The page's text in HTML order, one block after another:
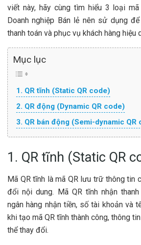
viết này, hãy cùng tìm hiểu 3 loại mã
Doanh nghiệp Bán lẻ nên sử dụng
thanh toán và phục vụ khách hàng hiệu
Mục lục
1. QR tĩnh (Static QR code)
2. QR động (Dynamic QR code)
3. QR bán động (Semi-dynamic QR
1. QR tĩnh (Static QR
Mã QR tĩnh là mã QR lưu trữ thông tin
đổi nội dung. Mã QR tĩnh nhận
ngân hàng nhận tiền, số tài khoản và
khi tạo mã QR tĩnh thành công, thông
thể thay đổi.